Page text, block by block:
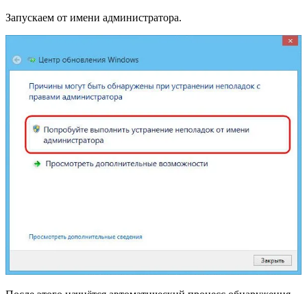
Запускаем от имени администратора.